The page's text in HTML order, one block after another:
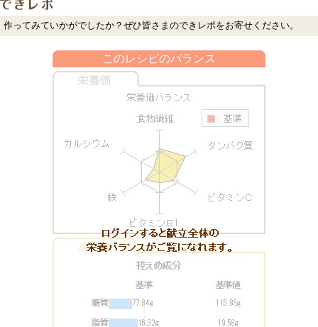
作ってみていかがでしたか？ぜひ皆さまのできレポをお寄せください。
このレシピのバランス